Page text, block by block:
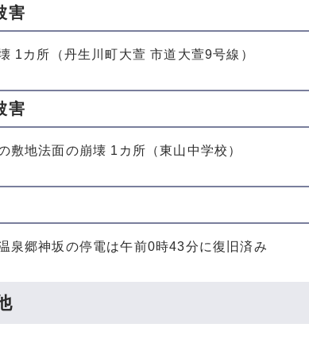
害
1カ所（丹生川町大萱 市道大萱9号線）
害
敷地法面の崩壊 1カ所（東山中学校）
泉郷神坂の停電は午前0時43分に復旧済み